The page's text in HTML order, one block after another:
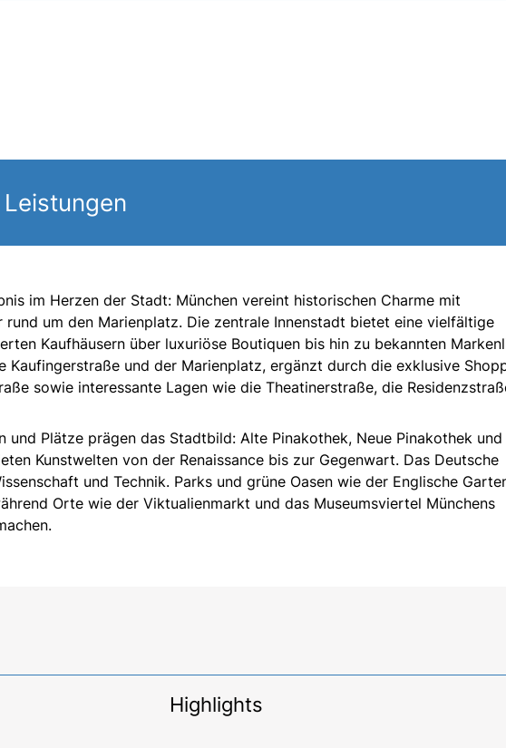
im Herzen der Stadt: München vereint historischen Charme mit
rund um den Marienplatz. Die zentrale Innenstadt bietet eine vielfältige
Kaufhäusern über luxuriöse Boutiquen bis hin zu bekannten
Kaufingerstraße und der Marienplatz, ergänzt durch die exklusive
sowie interessante Lagen wie die Theatinerstraße, die
und Plätze prägen das Stadtbild: Alte Pinakothek, Neue Pinakothek und
Kunstwelten von der Renaissance bis zur Gegenwart. Das Deutsche
und Technik. Parks und grüne Oasen wie der Englische
Orte wie der Viktualienmarkt und das Museumsviertel Münchens
Highlights